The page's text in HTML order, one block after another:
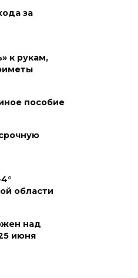
в пер.
за
к рукам,
пособие
области
над
июня